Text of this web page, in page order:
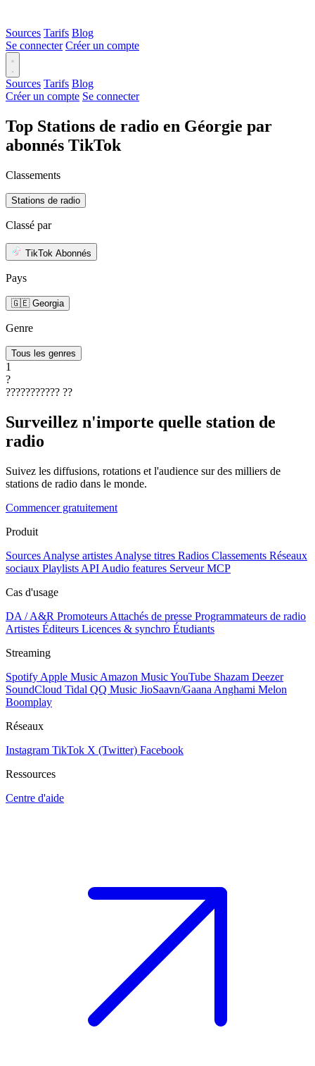
Sources Tarifs Blog
Se connecter Créer un compte
Sources Tarifs Blog
Créer un compte Se connecter
Top Stations de radio en Géorgie par
abonnés TikTok
Classements
Stations de radio
Classé par
TikTok Abonnés
Pays
🇬🇪 Georgia
Genre
Tous les genres
1
?
??????????? ??
Surveillez n'importe quelle station de
radio
Suivez les diffusions, rotations et l'audience sur des milliers de
stations de radio dans le monde.
Commencer gratuitement
Produit
Sources Analyse artistes Analyse titres Radios Classements Réseaux
sociaux Playlists API Audio features Serveur MCP
Cas d'usage
DA / A&R Promoteurs Attachés de presse Programmateurs de radio
Artistes Éditeurs Licences & synchro Étudiants
Streaming
Spotify Apple Music Amazon MusicYouTube Shazam Deezer
SoundCloud Tidal QQ Music JioSaavn/Gaana Anghami Melon
Boomplay
Réseaux
Instagram TikTok X (Twitter) Facebook
Ressources
Centre d'aide